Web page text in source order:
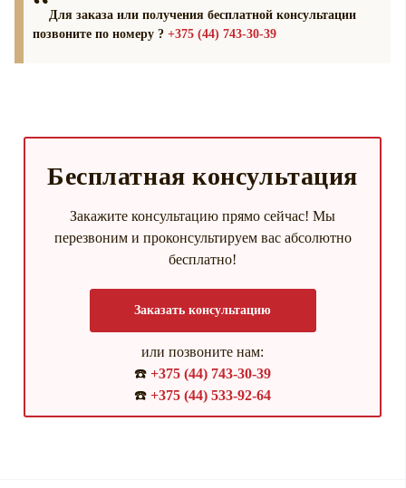
Для заказа или получения бесплатной консультации
позвоните по номеру ? +375 (44) 743-30-39
Бесплатная консультация
Закажите консультацию прямо сейчас! Мы
перезвоним и проконсультируем вас абсолютно
бесплатно!
Заказать консультацию
или позвоните нам:
☎️ +375 (44) 743-30-39
☎️ +375 (44) 533-92-64